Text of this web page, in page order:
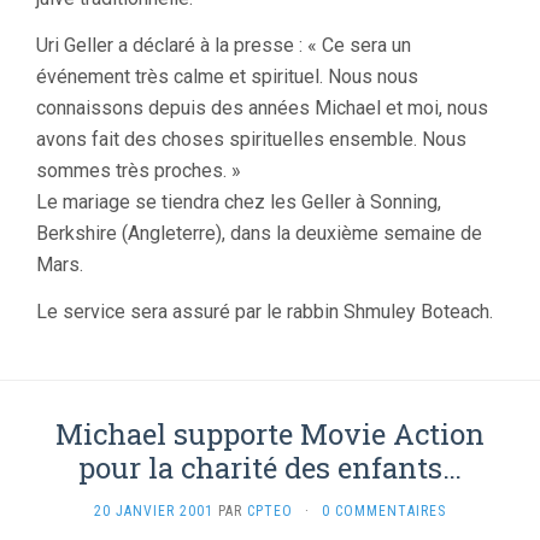
Uri Geller a déclaré à la presse : « Ce sera un
événement très calme et spirituel. Nous nous
connaissons depuis des années Michael et moi, nous
avons fait des choses spirituelles ensemble. Nous
sommes très proches. »
Le mariage se tiendra chez les Geller à Sonning,
Berkshire (Angleterre), dans la deuxième semaine de
Mars.
Le service sera assuré par le rabbin Shmuley Boteach.
Michael supporte Movie Action
pour la charité des enfants…
20 JANVIER 2001 PAR CPTEO · 0 COMMENTAIRES